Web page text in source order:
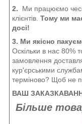
2.
Ми працюємо
клієнтів. Тому ми
досі!
3. Ми якісно
Оскільки в нас 80%
замовлення
кур'єрськими
терміново? Щоб не
ВАШ
Більше